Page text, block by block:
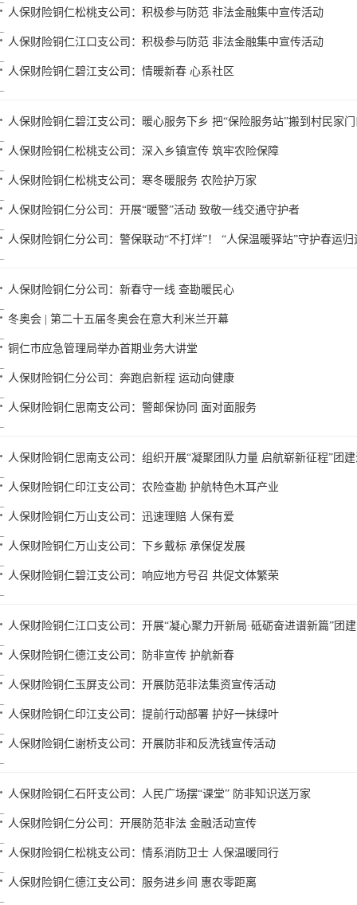
人保财险铜仁松桃支公司：积极参与防范 非法金融集中宣传活动
人保财险铜仁江口支公司：积极参与防范 非法金融集中宣传活动
人保财险铜仁碧江支公司：情暖新春 心系社区
人保财险铜仁碧江支公司：暖心服务下乡 把“保险服务站”搬到村民家
人保财险铜仁松桃支公司：深入乡镇宣传 筑牢农险保障
人保财险铜仁松桃支公司：寒冬暖服务 农险护万家
人保财险铜仁分公司：开展“暖警”活动 致敬一线交通守护者
人保财险铜仁分公司：警保联动“不打烊”！ “人保温暖驿站”守护春运归
人保财险铜仁分公司：新春守一线 查勘暖民心
冬奥会 | 第二十五届冬奥会在意大利米兰开幕
铜仁市应急管理局举办首期业务大讲堂
人保财险铜仁分公司：奔跑启新程 运动向健康
人保财险铜仁思南支公司：警邮保协同 面对面服务
人保财险铜仁思南支公司：组织开展“凝聚团队力量 启航崭新征程”团
人保财险铜仁印江支公司：农险查勘 护航特色木耳产业
人保财险铜仁万山支公司：迅速理赔 人保有爱
人保财险铜仁万山支公司：下乡戴标 承保促发展
人保财险铜仁碧江支公司：响应地方号召 共促文体繁荣
人保财险铜仁江口支公司：开展“凝心聚力开新局·砥砺奋进谱新篇”团
人保财险铜仁德江支公司：防非宣传 护航新春
人保财险铜仁玉屏支公司：开展防范非法集资宣传活动
人保财险铜仁印江支公司：提前行动部署 护好一抹绿叶
人保财险铜仁谢桥支公司：开展防非和反洗钱宣传活动
人保财险铜仁石阡支公司：人民广场摆“课堂” 防非知识送万家
人保财险铜仁分公司：开展防范非法 金融活动宣传
人保财险铜仁松桃支公司：情系消防卫士 人保温暖同行
人保财险铜仁德江支公司：服务进乡间 惠农零距离